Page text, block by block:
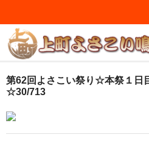
トップ
第62回よさこい祭り☆本祭１日
☆30/713